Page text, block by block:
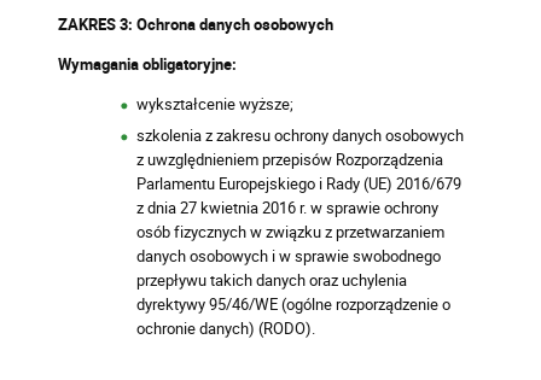
ZAKRES 3: Ochrona danych osobowych
Wymagania obligatoryjne:
wykształcenie wyższe;
szkolenia z zakresu ochrony danych osobowych
z uwzględnieniem przepisów Rozporządzenia
Parlamentu Europejskiego i Rady (UE) 2016/679
z dnia 27 kwietnia 2016 r. w sprawie ochrony
osób fizycznych w związku z przetwarzaniem
danych osobowych i w sprawie swobodnego
przepływu takich danych oraz uchylenia
dyrektywy 95/46/WE (ogólne rozporządzenie o
ochronie danych) (RODO).